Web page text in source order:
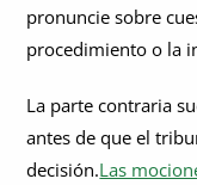
¿Qué hace
pronuncie sobre
procedimiento o la
La parte contraria
antes de que el
decisión.Las